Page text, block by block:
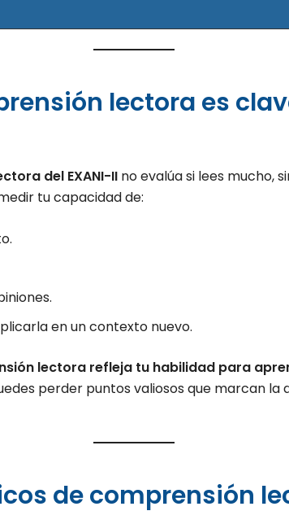
lectora es
del EXANI-II no evalúa si lees mucho,
tu capacidad de:
en un contexto nuevo.
lectora refleja tu habilidad para
perder puntos valiosos que marcan
de comprensión